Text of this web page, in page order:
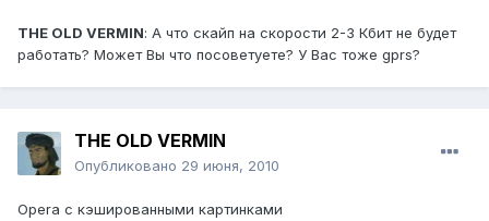
THE OLD VERMIN: А что скайп на скорости 2-3 Кбит не будет
работать? Может Вы что посоветуете? У Вас тоже gprs?
THE OLD VERMIN
Опубликовано 29 июня, 2010
Opera с кэшированными картинками